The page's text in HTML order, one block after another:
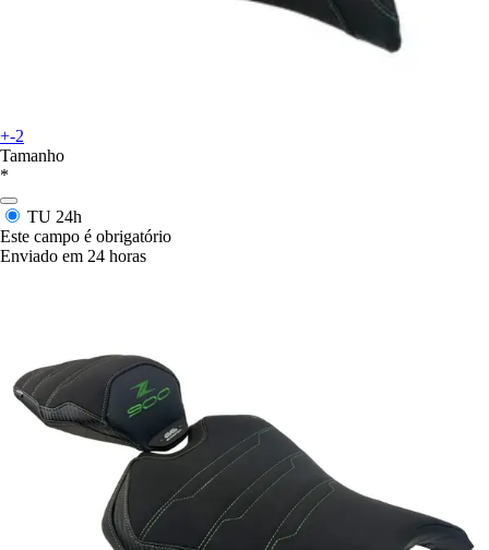
+-2
Tamanho
*
TU 24h
Este campo é obrigatório
Enviado em 24 horas